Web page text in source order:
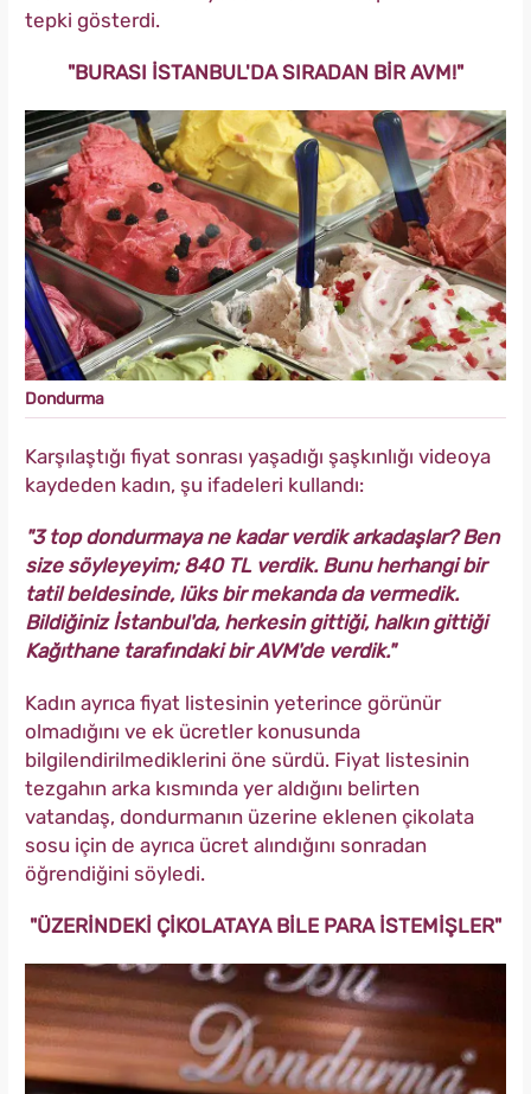
tepki gösterdi.
"BURASI İSTANBUL'DA SIRADAN BİR AVM!"
Dondurma
Karşılaştığı fiyat sonrası yaşadığı şaşkınlığı videoya
kaydeden kadın, şu ifadeleri kullandı:
"3 top dondurmaya ne kadar verdik arkadaşlar? Ben
size söyleyeyim; 840 TL verdik. Bunu herhangi bir
tatil beldesinde, lüks bir mekanda da vermedik.
Bildiğiniz İstanbul'da, herkesin gittiği, halkın gittiği
Kağıthane tarafındaki bir AVM'de verdik."
Kadın ayrıca fiyat listesinin yeterince görünür
olmadığını ve ek ücretler konusunda
bilgilendirilmediklerini öne sürdü. Fiyat listesinin
tezgahın arka kısmında yer aldığını belirten
vatandaş, dondurmanın üzerine eklenen çikolata
sosu için de ayrıca ücret alındığını sonradan
öğrendiğini söyledi.
"ÜZERİNDEKİ ÇİKOLATAYA BİLE PARA İSTEMİŞLER"